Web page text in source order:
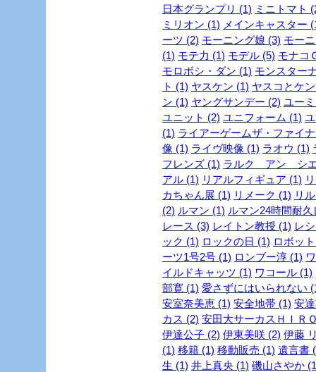
日本グランプリ (1) ミニトマト
ミリオン (1) メインキャスター
ーツ (2) モーニング娘 (3) モー
(1) モテ力 (1) モデル (5) モナコ
モロボシ・ダン (1) モンスター
ト (1) ヤスケン (1) ヤスコとケ
ン (1) ヤングサンデー (2) ユー
ユニット (2) ユニフォーム (1)
(1) ライアーゲームザ・ファイ
像 (1) ライヴ映像 (1) ラオウ (1)
フレンズ (1) ラルク アン シ
アル (1) リアルフィギュア (1)
カちゃん展 (1) リメーク (1) リ
(2) ルマン (1) ルマン24時間耐
レース (3) レイトン教授 (1) レ
ック (1) ロックの日 (1) ロボッ
ーツ1号2号 (1) ロンブー淳 (1)
イルドキャッツ (1) ワコール (1)
部寛 (1) 愛さずにはいられない
安室奈美恵 (1) 安全地帯 (1) 安
カス (2) 安田大サーカスＨＩＲ
伊達公子 (2) 伊東美咲 (2) 伊藤
(1) 移籍 (1) 移動販売 (1) 遺言書
生 (1) 井上真央 (1) 磯山さやか